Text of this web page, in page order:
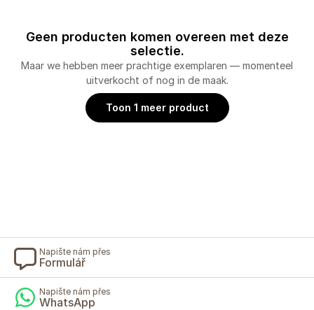
Geen producten komen overeen met deze
selectie.
Maar we hebben meer prachtige exemplaren — momenteel
uitverkocht of nog in de maak.
Toon 1 meer product
Napište nám přes
Formulář
Napište nám přes
WhatsApp